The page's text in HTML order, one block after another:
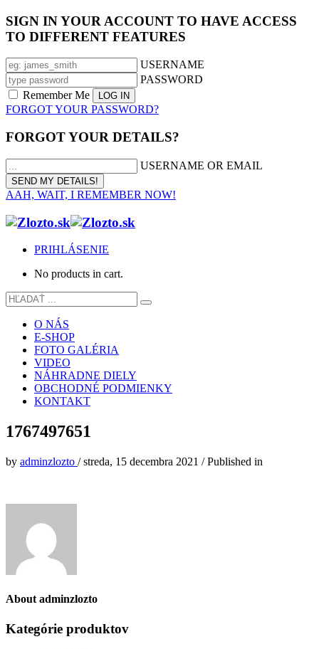
SIGN IN YOUR ACCOUNT TO HAVE ACCESS
TO DIFFERENT FEATURES
USERNAME
PASSWORD
Remember Me
FORGOT YOUR PASSWORD?
FORGOT YOUR DETAILS?
USERNAME OR EMAIL
AAH, WAIT, I REMEMBER NOW!
PRIHLÁSENIE
No products in cart.
O NÁS
E-SHOP
FOTO GALÉRIA
VIDEO
NÁHRADNE DIELY
OBCHODNÉ PODMIENKY
KONTAKT
1767497651
by adminzlozto /streda, 15 decembra 2021 /Published in
About adminzlozto
Kategórie produktov